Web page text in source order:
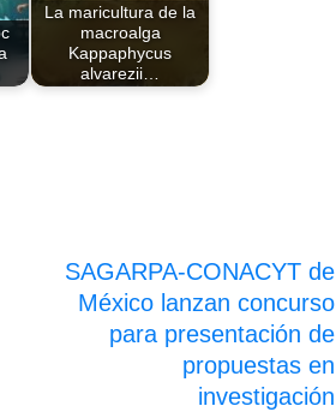
La maricultura de la
macroalga
Kappaphycus
alvarezii…
SAGARPA-CONACYT de
México lanzan concurso
para presentación de
propuestas en
investigación